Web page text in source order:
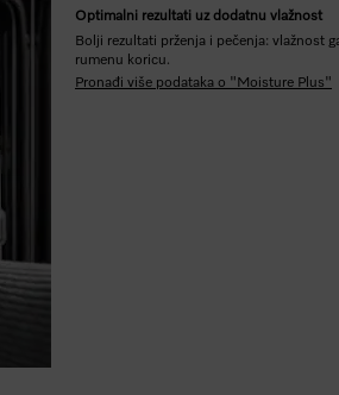
Optimalni rezultati uz dodatnu vlažnost
Bolji rezultati prženja i pečenja: vlažnost
rumenu koricu.
Pronađi više podataka o "Moisture Plus"